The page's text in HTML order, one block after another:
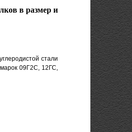
в размер и
стали
09Г2С, 12ГС,